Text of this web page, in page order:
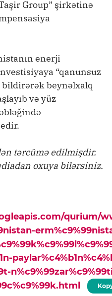
Group” şirkətinə
enerji
“qanunsuz
beynəlxalq
və yüz
tərcümə edilmişdir.
oxuya bilərsiniz.
qurium/